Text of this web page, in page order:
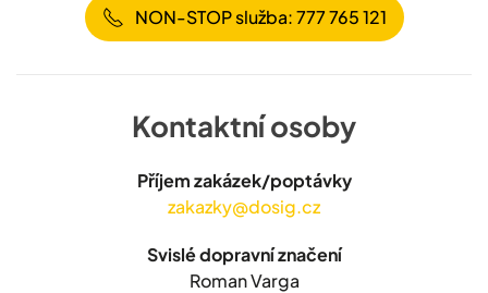
NON-STOP služba: 777 765 121
Kontaktní osoby
Příjem zakázek/poptávky
zakazky@dosig.cz
Svislé dopravní značení
Roman Varga